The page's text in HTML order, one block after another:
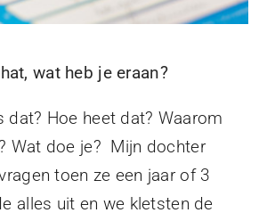
wat heb je eraan?
dat? Hoe heet dat? Waarom
Wat doe je? Mijn dochter
toen ze een jaar of 3
alles uit en we kletsten de